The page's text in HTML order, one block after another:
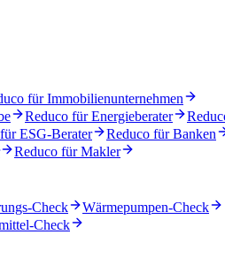
für Immobilienunternehmen
Reduco für Energieberater
ESG-Berater
Reduco für Banken
Reduco für Makler
Check
Wärmepumpen-Check
Check